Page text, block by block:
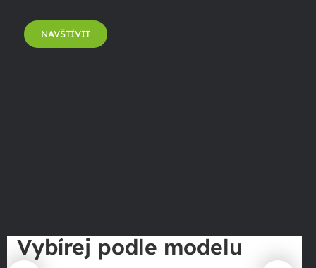
NAVŠTÍVIT
Vybírej podle modelu